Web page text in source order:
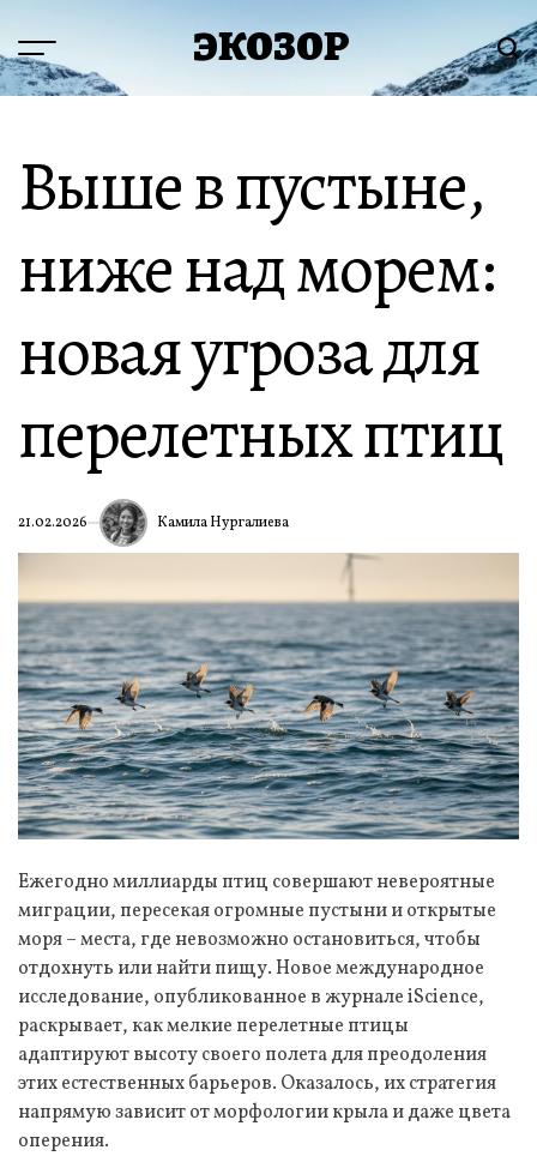
содержимому
Меню ЭКОЗОР
Выше в пустыне,
ниже над морем:
новая угроза для
перелетных птиц
21.02.2026 Камила Нургалиева
Ежегодно миллиарды птиц совершают невероятные
миграции, пересекая огромные пустыни и открытые
моря – места, где невозможно остановиться, чтобы
отдохнуть или найти пищу. Новое международное
исследование, опубликованное в журнале iScience,
раскрывает, как мелкие перелетные птицы
адаптируют высоту своего полета для преодоления
этих естественных барьеров. Оказалось, их стратегия
напрямую зависит от морфологии крыла и даже цвета
оперения.